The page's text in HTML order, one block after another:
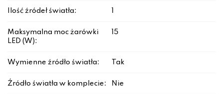
Ilość źródeł światła:
Maksymalna moc żarówki
LED (W):
15
Wymienne źródło światła: Tak
Źródło światła w komplecie: Nie